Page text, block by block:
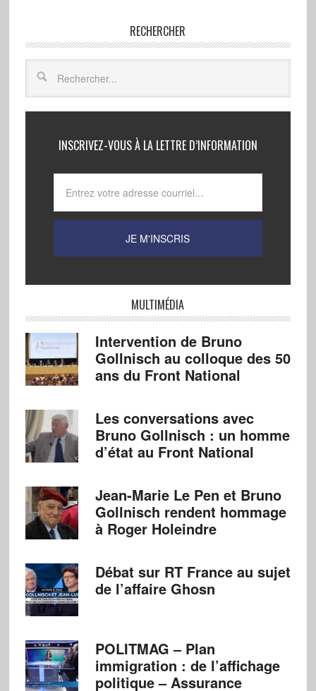
RECHERCHER
INSCRIVEZ-VOUS À LA LETTRE D’INFORMATION
MULTIMÉDIA
Intervention de Bruno
Gollnisch au colloque des 50
ans du Front National
Les conversations avec
Bruno Gollnisch : un homme
d’état au Front National
Jean-Marie Le Pen et Bruno
Gollnisch rendent hommage
à Roger Holeindre
Débat sur RT France au sujet
de l’affaire Ghosn
POLITMAG – Plan
immigration : de l’affichage
politique – Assurance